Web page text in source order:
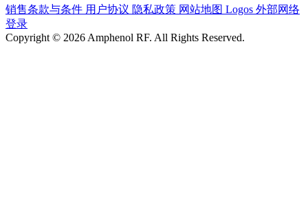
销售条款与条件 用户协议 隐私政策 网站地图 Logos 外部网络
登录
Copyright © 2026 Amphenol RF. All Rights Reserved.